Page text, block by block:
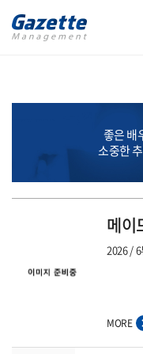
좋은 배
소중한
메이
2026
MORE